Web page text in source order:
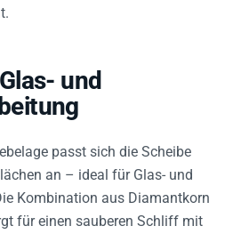
und
passt sich die Scheibe
an – ideal für Glas- und
Kombination aus Diamantkorn
für einen sauberen Schliff mit